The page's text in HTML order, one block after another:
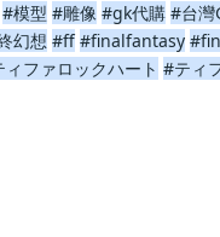
#模型 #雕像 #gk代購 #台灣
幻想 #ff #finalfantasy
ィファロックハート #ティ